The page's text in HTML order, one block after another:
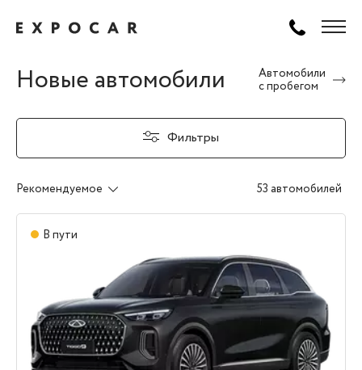
Новые автомобили
Автомобили
с пробегом
Фильтры
Рекомендуемое 53 автомобилей
В пути